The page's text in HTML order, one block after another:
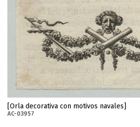
[Orla decorativa con motivos navales]
AC-03957